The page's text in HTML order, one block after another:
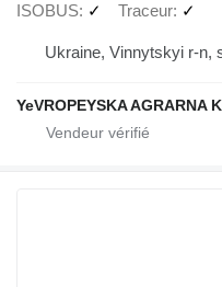
ISOBUS ✓ Traceur ✓
Ukraine, Vinnytskyi r-n,
YeVROPEYSKA AGRARNA